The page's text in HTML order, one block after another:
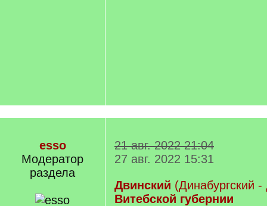
esso
Модератор
раздела
21 авг. 2022 21:04
27 авг. 2022 15:31
Двинский (Динабургский
Витебской губернии